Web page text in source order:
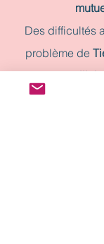
Des difficultés
problème de
d'